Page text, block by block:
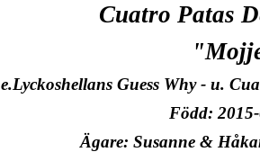
Cuatro Patas
e.Lyckoshellans Guess Why - u.
Född:
Ägare: Susanne &